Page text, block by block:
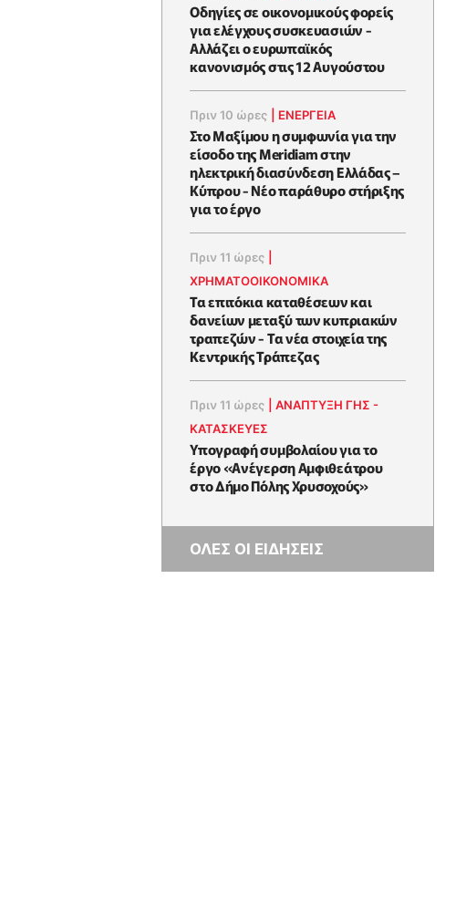
Οδηγίες σε οικονομικούς φορείς
για ελέγχους συσκευασιών -
Αλλάζει ο ευρωπαϊκός
κανονισμός στις 12 Αυγούστου
Πριν 10 ώρες ΕΝΈΡΓΕΙΑ
Στο Μαξίμου η συμφωνία για την
είσοδο της Meridiam στην
ηλεκτρική διασύνδεση Ελλάδας –
Κύπρου - Νέο παράθυρο στήριξης
για το έργο
Πριν 11 ώρες
ΧΡΗΜΑΤΟΟΙΚΟΝΟΜΙΚΆ
Τα επιτόκια καταθέσεων και
δανείων μεταξύ των κυπριακών
τραπεζών - Τα νέα στοιχεία της
Κεντρικής Τράπεζας
Πριν 11 ώρες |ΑΝΑΠΤΥΞΗ ΓΗΣ -
ΚΑΤΑΣΚΕΥΕΣ
Υπογραφή συμβολαίου για το
έργο «Ανέγερση Αμφιθεάτρου
στο Δήμο Πόλης Χρυσοχούς»
ΟΛΕΣ ΟΙ ΕΙΔΗΣΕΙΣ